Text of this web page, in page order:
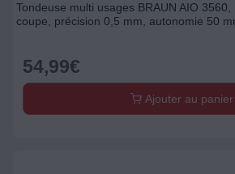
Tondeuse multi usages BRAUN AIO
coupe, précision 0,5 mm, autonomie 50
54,99€
Ajouter au panier